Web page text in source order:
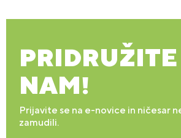
PRIDRUŽITE
NAM!
Prijavite se na e-novice in ničesar
zamudili.